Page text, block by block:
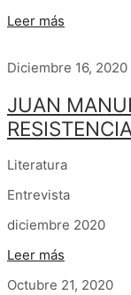
Leer más
Diciembre 16, 2020
JUAN
Literatura
Entrevista
diciembre 2020
Leer más
Octubre 21, 2020